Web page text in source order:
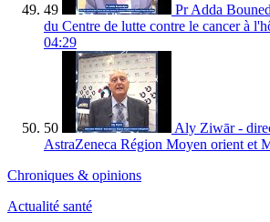
49
Pr Adda
du Centre de lutte contre le cancer à
04:29
50
Aly Ziwār -
AstraZeneca Région Moyen orient et
Chroniques & opinions
Actualité santé